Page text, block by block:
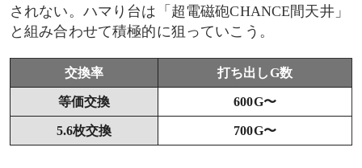
されない。ハマり台は「超電磁砲CHANCE間天井」
と組み合わせて積極的に狙っていこう。
交換率 打ち出しG数
等価交換 600G〜
5.6枚交換 700G〜